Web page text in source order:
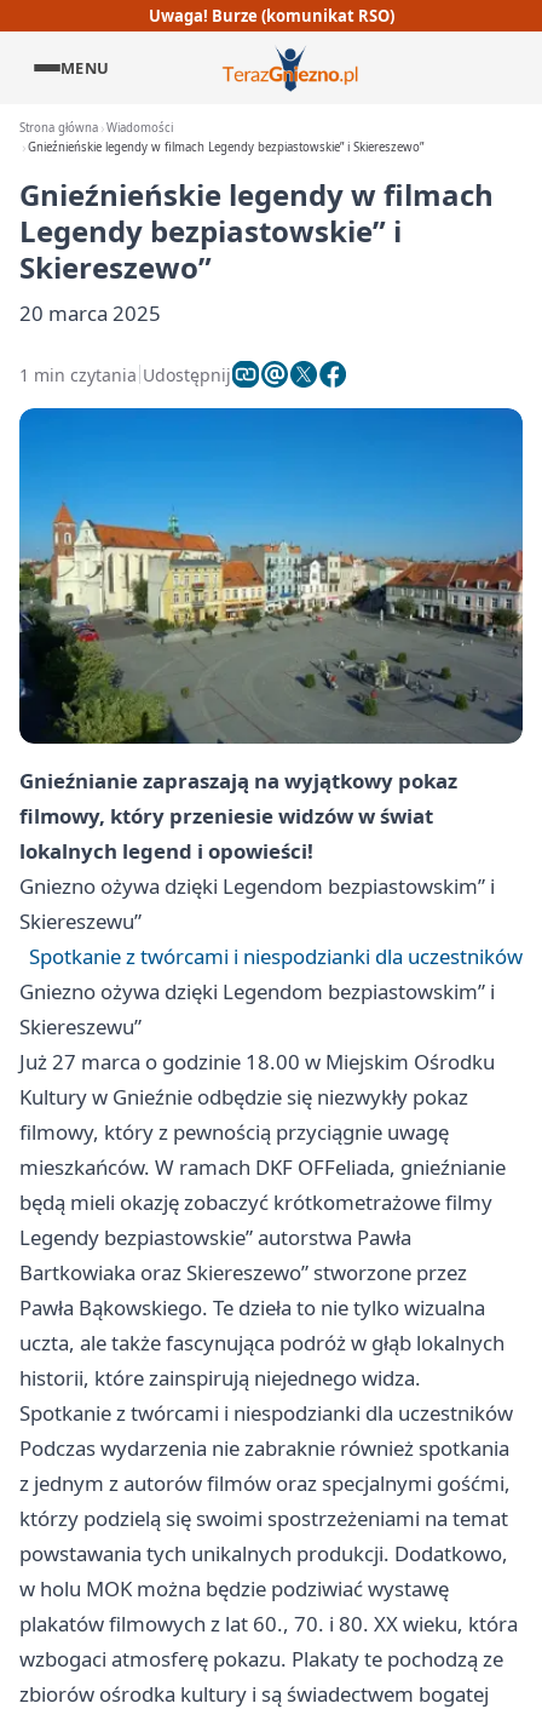
Uwaga! Burze (komunikat RSO)
MENU
Strona główna Wiadomości
Gnieźnieńskie legendy w filmach Legendy bezpiastowskie” i Skiereszewo”
Gnieźnieńskie legendy w filmach
Legendy bezpiastowskie” i
Skiereszewo”
20 marca 2025
1 min czytania Udostępnij
Gnieźnianie zapraszają na wyjątkowy pokaz
filmowy, który przeniesie widzów w świat
lokalnych legend i opowieści!
Gniezno ożywa dzięki Legendom bezpiastowskim” i
Skiereszewu”
Spotkanie z twórcami i niespodzianki dla uczestników
Gniezno ożywa dzięki Legendom bezpiastowskim” i
Skiereszewu”
Już 27 marca o godzinie 18.00 w Miejskim Ośrodku
Kultury w Gnieźnie odbędzie się niezwykły pokaz
filmowy, który z pewnością przyciągnie uwagę
mieszkańców. W ramach DKF OFFeliada, gnieźnianie
będą mieli okazję zobaczyć krótkometrażowe filmy
Legendy bezpiastowskie” autorstwa Pawła
Bartkowiaka oraz Skiereszewo” stworzone przez
Pawła Bąkowskiego. Te dzieła to nie tylko wizualna
uczta, ale także fascynująca podróż w głąb lokalnych
historii, które zainspirują niejednego widza.
Spotkanie z twórcami i niespodzianki dla uczestników
Podczas wydarzenia nie zabraknie również spotkania
z jednym z autorów filmów oraz specjalnymi gośćmi,
którzy podzielą się swoimi spostrzeżeniami na temat
powstawania tych unikalnych produkcji. Dodatkowo,
w holu MOK można będzie podziwiać wystawę
plakatów filmowych z lat 60., 70. i 80. XX wieku, która
wzbogaci atmosferę pokazu. Plakaty te pochodzą ze
zbiorów ośrodka kultury i są świadectwem bogatej